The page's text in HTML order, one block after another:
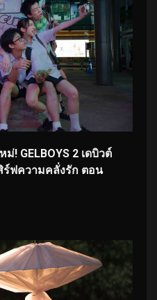
! GELBOYS 2 เดบิวต์
ร์ฟความคลั่งรัก ตอน